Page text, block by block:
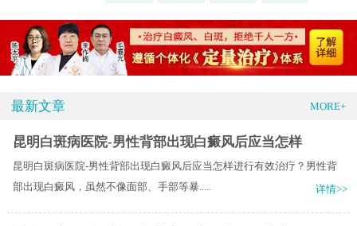
最新文章 MORE+
昆明白斑病医院-男性背部出现白癜风后应当怎样
昆明白斑病医院-男性背部出现白癜风后应当怎样进行有效治疗？男性背
部出现白癜风，虽然不像面部、手部等暴.....
详情>>